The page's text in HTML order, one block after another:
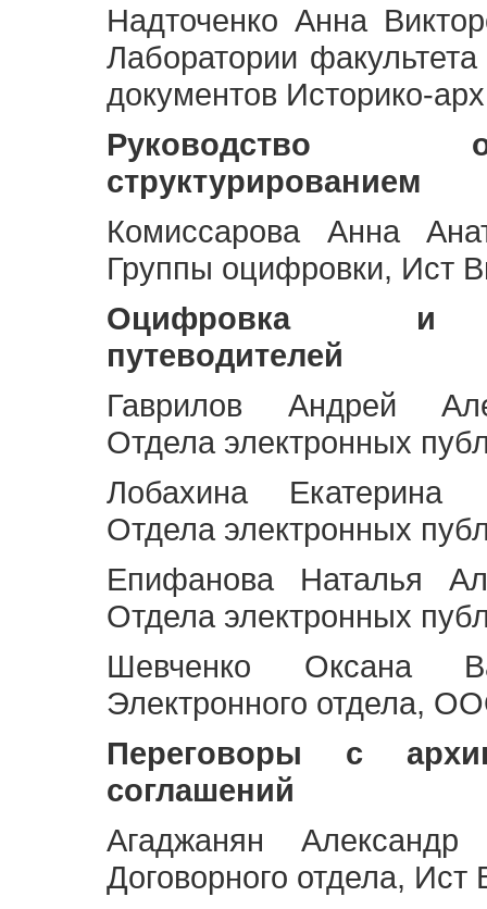
Надточенко Анна
Лаборатории
документов Историко-
Руководство
структурированием
Комиссарова Анна
Группы оцифровки, Ист
Оцифровка и
путеводителей
Гаврилов Андрей
Отдела электронных
Лобахина Екатерина
Отдела электронных
Епифанова Наталья
Отдела электронных
Шевченко Оксана
Электронного отдела,
Переговоры с
соглашений
Агаджанян Александр
Договорного отдела,